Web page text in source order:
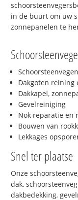
in de buurt om uw
zonnepanelen te
Dakgoten reining
Dakkapel,
Gevelreiniging
Nok reparatie en
Bouwen van
Lekkages
Snel ter plaatse
Onze
dak,
dakbedekking,